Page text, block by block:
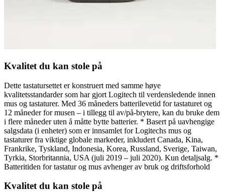
Kvalitet du kan stole på
Dette tastatursettet er konstruert med samme høye
kvalitetsstandarder som har gjort Logitech til verdensledende innen
mus og tastaturer. Med 36 måneders batterilevetid for tastaturet og
12 måneder for musen – i tillegg til av/på-brytere, kan du bruke dem
i flere måneder uten å måtte bytte batterier. * Basert på uavhengige
salgsdata (i enheter) som er innsamlet for Logitechs mus og
tastaturer fra viktige globale markeder, inkludert Canada, Kina,
Frankrike, Tyskland, Indonesia, Korea, Russland, Sverige, Taiwan,
Tyrkia, Storbritannia, USA (juli 2019 – juli 2020). Kun detaljsalg. *
Batteritiden for tastatur og mus avhenger av bruk og driftsforhold
Kvalitet du kan stole på